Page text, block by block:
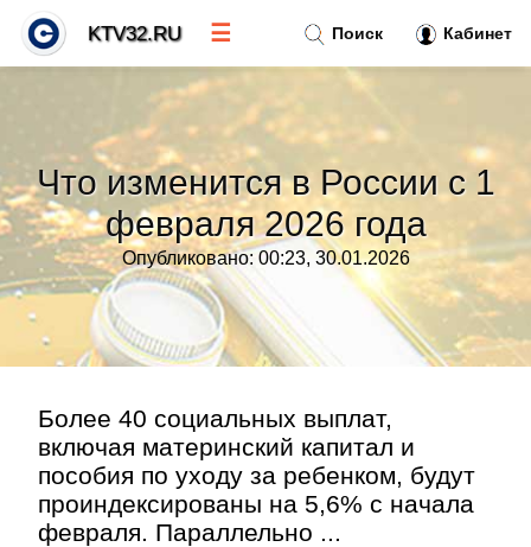
Что изменится в России с 1
февраля 2026 года
Опубликовано: 00:23, 30.01.2026
Более 40 социальных выплат,
включая материнский капитал и
пособия по уходу за ребенком, будут
проиндексированы на 5,6% с начала
февраля. Параллельно ...
Поиск Кабинет
KTV32.RU ☰
Тренды новостей»
Рубрики»
Правила»
Контакт »